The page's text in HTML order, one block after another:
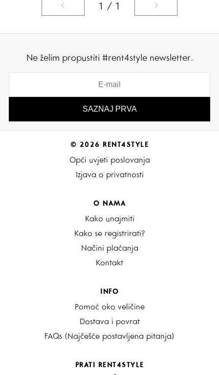
1 / 1
Ne želim propustiti #rent4style newsletter.
© 2026 RENT4STYLE
Opći uvjeti poslovanja
Izjava o privatnosti
O NAMA
Kako unajmiti
Kako se registrirati?
Načini plaćanja
Kontakt
INFO
Pomoć oko veličine
Dostava i povrat
FAQs (Najčešće postavljena pitanja)
PRATI RENT4STYLE